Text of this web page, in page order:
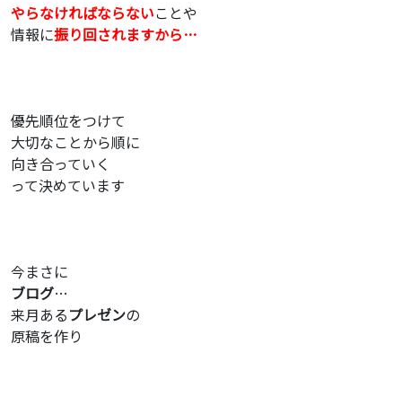
やらなければならないことや
情報に振り回されますから…
優先順位をつけて
大切なことから順に
向き合っていく
って決めています
今まさに
ブログ…
来月あるプレゼンの
原稿を作り